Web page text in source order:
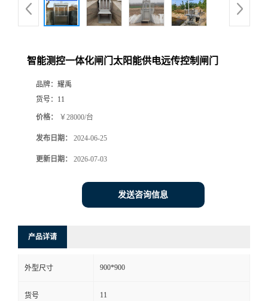
智能测控一体化闸门太阳能供电远传控制闸门
品牌： 耀禹
货号： 11
价格： ￥28000/台
发布日期： 2024-06-25
更新日期： 2026-07-03
发送咨询信息
产品详请
外型尺寸 900*900
货号 11